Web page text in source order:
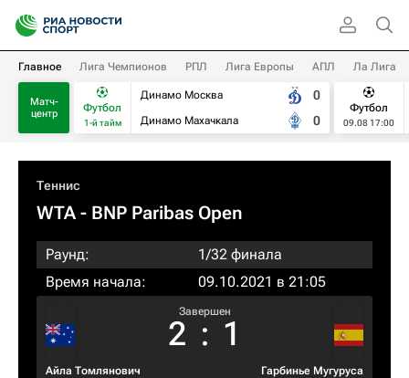
Главное Лига Чемпионов РПЛ Лига Европы АПЛ Ла Лига
Матч-
центр
Футбол
1-й тайм
Динамо Москва
Динамо Махачкала
0
0
Футбол
09.08 17:00
Теннис
WTA- BNP Paribas Open
Раунд:
1/32 финала
Время начала:
09.10.2021 в 21:05
Айла Томлянович
Завершен
2 : 1
Гарбинье Мугуруса